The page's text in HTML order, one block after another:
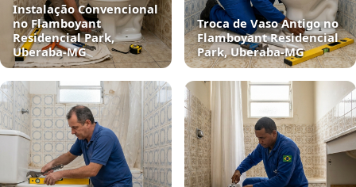
Instalação Convencional
no Flamboyant
Residencial Park,
Uberaba‑MG
Troca de Vaso Antigo no
Flamboyant Residencial
Park, Uberaba‑MG